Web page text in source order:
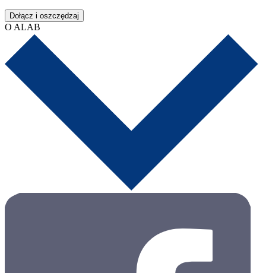
Dołącz i oszczędzaj
O ALAB